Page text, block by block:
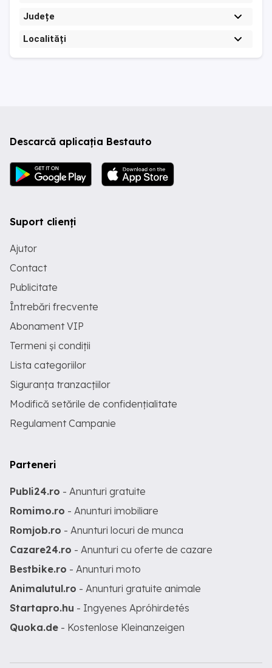
Județe
Localități
Descarcă aplicația Bestauto
Suport clienți
Ajutor
Contact
Publicitate
Întrebări frecvente
Abonament VIP
Termeni și condiții
Lista categoriilor
Siguranța tranzacțiilor
Modifică setările de confidențialitate
Regulament Campanie
Parteneri
Publi24.ro - Anunturi gratuite
Romimo.ro - Anunturi imobiliare
Romjob.ro - Anunturi locuri de munca
Cazare24.ro - Anunturi cu oferte de cazare
Bestbike.ro - Anunturi moto
Animalutul.ro - Anunturi gratuite animale
Startapro.hu - Ingyenes Apróhirdetés
Quoka.de - Kostenlose Kleinanzeigen